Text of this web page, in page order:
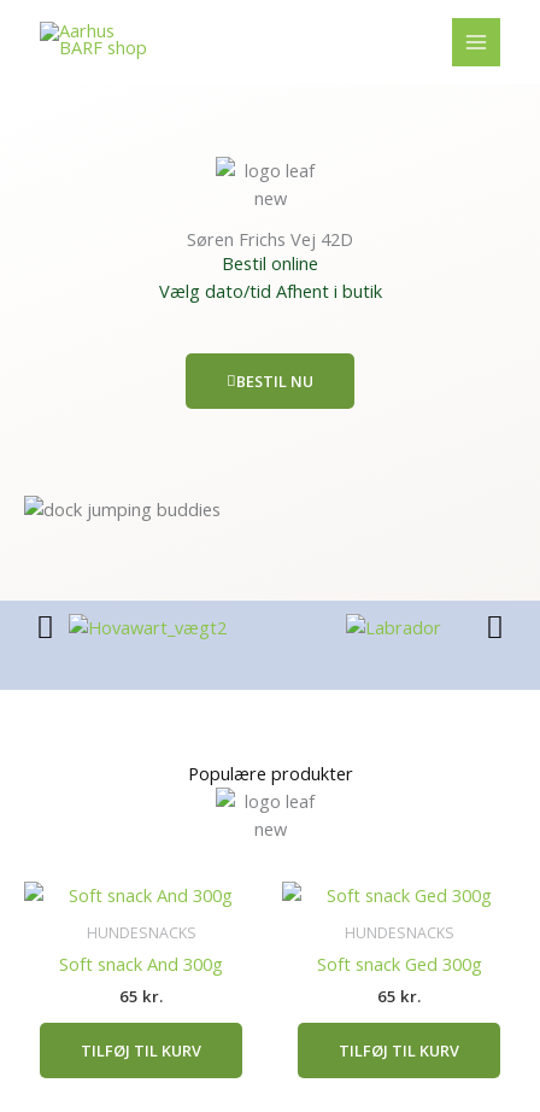
Søren Frichs Vej 42D
Bestil online
Vælg dato/tid Afhent i butik
BESTIL NU
Populære produkter
HUNDESNACKS
Soft snack And 300g
65 kr.
TILFØJ TIL KURV
HUNDESNACKS
Soft snack Ged 300g
65 kr.
TILFØJ TIL KURV